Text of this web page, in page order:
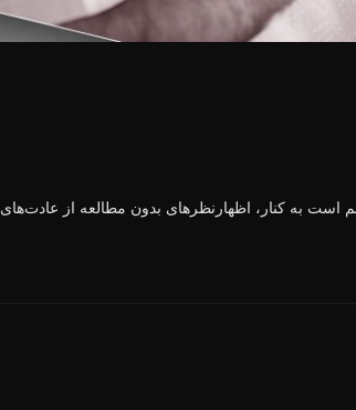
به کنار، اظهارنظرهای بدون مطالعه از عادت‌های